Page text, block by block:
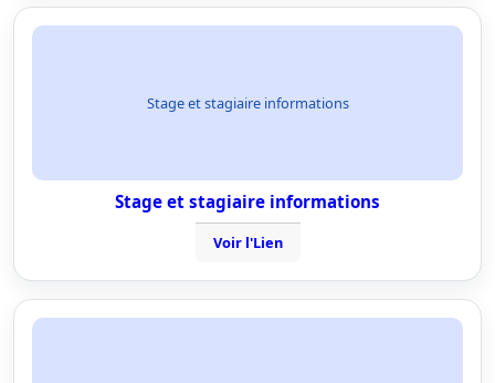
Stage et stagiaire informations
Stage et stagiaire informations
Voir l'Lien